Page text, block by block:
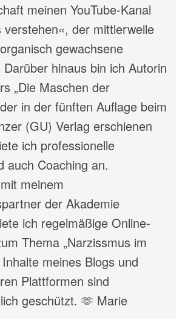
meinen YouTube-Kanal
verstehen«, der mittlerweile
gewachsene
hinaus bin ich Autorin
„Die Maschen der
in der fünften Auflage beim
(GU) Verlag erschienen
ich professionelle
auch Coaching an.
meinem
der Akademie
ich regelmäßige Online-
Thema „Narzissmus im
meines Blogs und
Plattformen sind
geschützt. 🫶 Marie